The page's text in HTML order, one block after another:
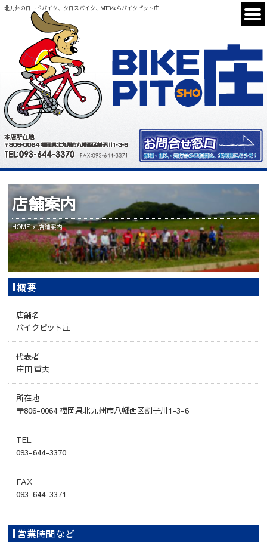
北九州のロードバイク、クロスバイク、MTBならバイクピット庄
店舗案内
HOME 店舗案内
概要
店舗名
バイクピット庄
代表者
庄田 重夫
所在地
〒806-0064 福岡県北九州市八幡西区割子川1-3-6
TEL
093-644-3370
FAX
093-644-3371
営業時間など